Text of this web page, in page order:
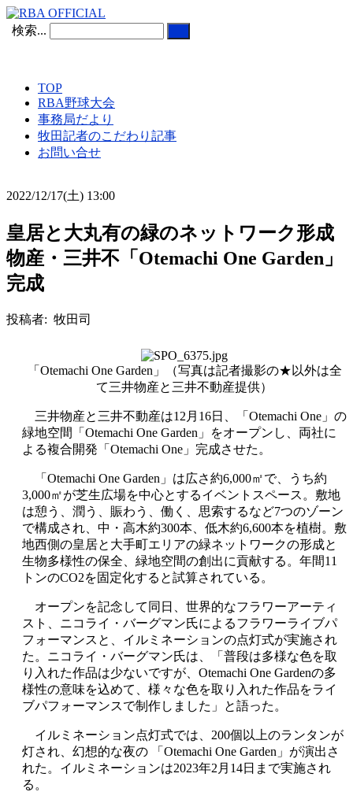
検索...
TOP
RBA野球大会
事務局だより
牧田記者のこだわり記事
お問い合せ
2022/12/17(土) 13:00
皇居と大丸有の緑のネットワーク形成
物産・三井不「Otemachi One Garden」
完成
投稿者: 牧田司
「Otemachi One Garden」（写真は記者撮影の★以外は全
て三井物産と三井不動産提供）
三井物産と三井不動産は12月16日、「Otemachi One」の
緑地空間「Otemachi One Garden」をオープンし、両社に
よる複合開発「Otemachi One」完成させた。
「Otemachi One Garden」は広さ約6,000㎡で、うち約
3,000㎡が芝生広場を中心とするイベントスペース。敷地
は憩う、潤う、賑わう、働く、思索するなど7つのゾーン
で構成され、中・高木約300本、低木約6,600本を植樹。敷
地西側の皇居と大手町エリアの緑ネットワークの形成と
生物多様性の保全、緑地空間の創出に貢献する。年間11
トンのCO2を固定化すると試算されている。
オープンを記念して同日、世界的なフラワーアーティ
スト、ニコライ・バーグマン氏によるフラワーライブパ
フォーマンスと、イルミネーションの点灯式が実施され
た。ニコライ・バーグマン氏は、「普段は多様な色を取
り入れた作品は少ないですが、Otemachi One Gardenの多
様性の意味を込めて、様々な色を取り入れた作品をライ
ブパフォーマンスで制作しました」と語った。
イルミネーション点灯式では、200個以上のランタンが
灯され、幻想的な夜の 「Otemachi One Garden」が演出さ
れた。イルミネーションは2023年2月14日まで実施され
る。